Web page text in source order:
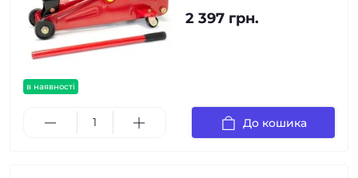
в наявності
2 397 грн.
До кошика